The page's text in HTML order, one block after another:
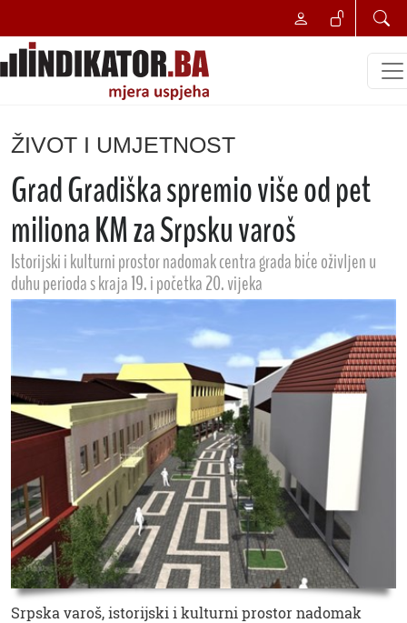
ŽIVOT I UMJETNOST
Grad Gradiška spremio više od pet
miliona KM za Srpsku varoš
Istorijski i kulturni prostor nadomak centra grada biće oživljen u
duhu perioda s kraja 19. i početka 20. vijeka
Srpska varoš, istorijski i kulturni prostor nadomak